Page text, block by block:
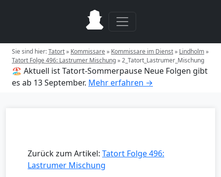
Sie sind hier:Tatort» Kommissare» Kommissare im Dienst» Lindholm»
Tatort Folge 496: Lastrumer Mischung»2_Tatort_Lastrumer_Mischung
🏖️ Aktuell ist Tatort-Sommerpause Neue Folgen gibt
es ab 13 September. Mehr erfahren →
Zurück zum Artikel: Tatort Folge 496:
Lastrumer Mischung